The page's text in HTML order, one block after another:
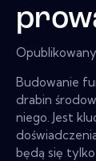
Budowanie
drabin
niego. Jest
będą się